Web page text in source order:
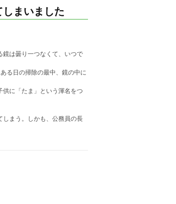
まいました
鏡は曇り一つなくて、いつで
る日の掃除の最中、鏡の中に
に「たま」という渾名をつ
しまう。しかも、公務員の長